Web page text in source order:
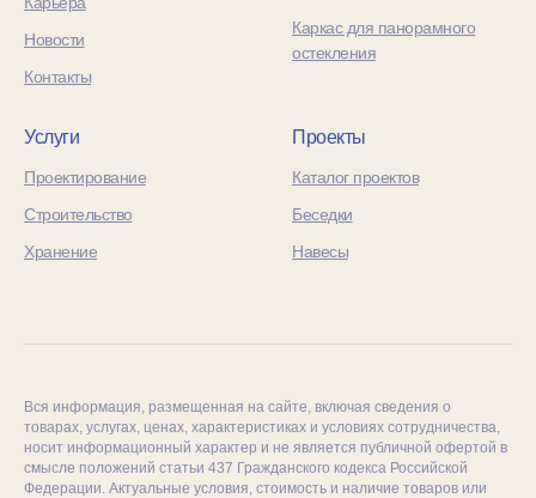
Новости
Контакты
Каркас для панорамного
остекления
Услуги
Проектирование
Строительство
Хранение
Проекты
Каталог проектов
Беседки
Навесы
Вся информация, размещенная на сайте, включая сведения о
товарах, услугах, ценах, характеристиках и условиях сотрудничества,
носит информационный характер и не является публичной офертой в
смысле положений статьи 437 Гражданского кодекса Российской
Федерации. Актуальные условия, стоимость и наличие товаров или